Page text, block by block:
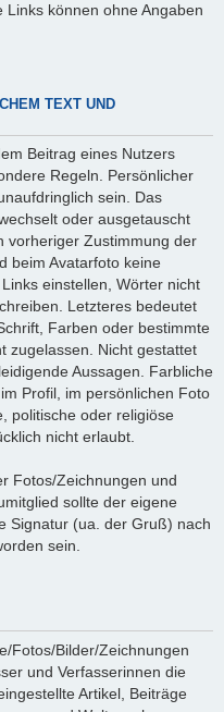
können ohne Angaben
TEXT UND
Beitrag eines Nutzers
Regeln. Persönlicher
sein. Das
oder ausgetauscht
vorheriger Zustimmung der
beim Avatarfoto keine
einstellen, Wörter nicht
Letzteres bedeutet
Farben oder bestimmte
zugelassen. Nicht gestattet
Aussagen. Farbliche
Profil, im persönlichen Foto
politische oder religiöse
nicht erlaubt.
Fotos/Zeichnungen und
sollte der eigene
Signatur (ua. der Gruß) nach
sein.
Fotos/Bilder/Zeichnungen
und Verfasserinnen die
Artikel, Beiträge